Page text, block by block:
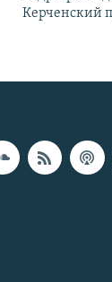
Керченский